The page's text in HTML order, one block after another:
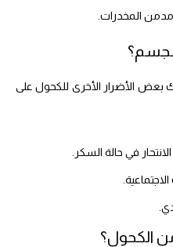
مدمن المخدرات.
بعض الأضرار الأخرى للكحول على
في حالة السكر.
الكحول؟